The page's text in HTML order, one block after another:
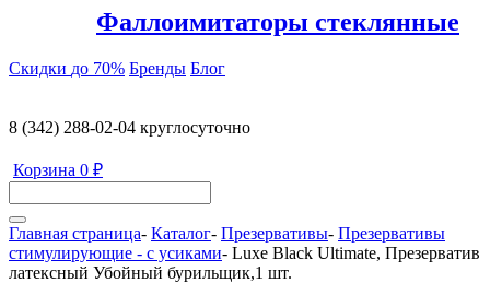
Фаллоимитаторы стеклянные
Скидки до 70% Бренды Блог
8 (342) 288-02-04 круглосуточно
Корзина 0 ₽
Главная страница- Каталог- Презервативы- Презервативы
стимулирующие - с усиками- Luxe Black Ultimate, Презерватив
латексный Убойный бурильщик,1 шт.